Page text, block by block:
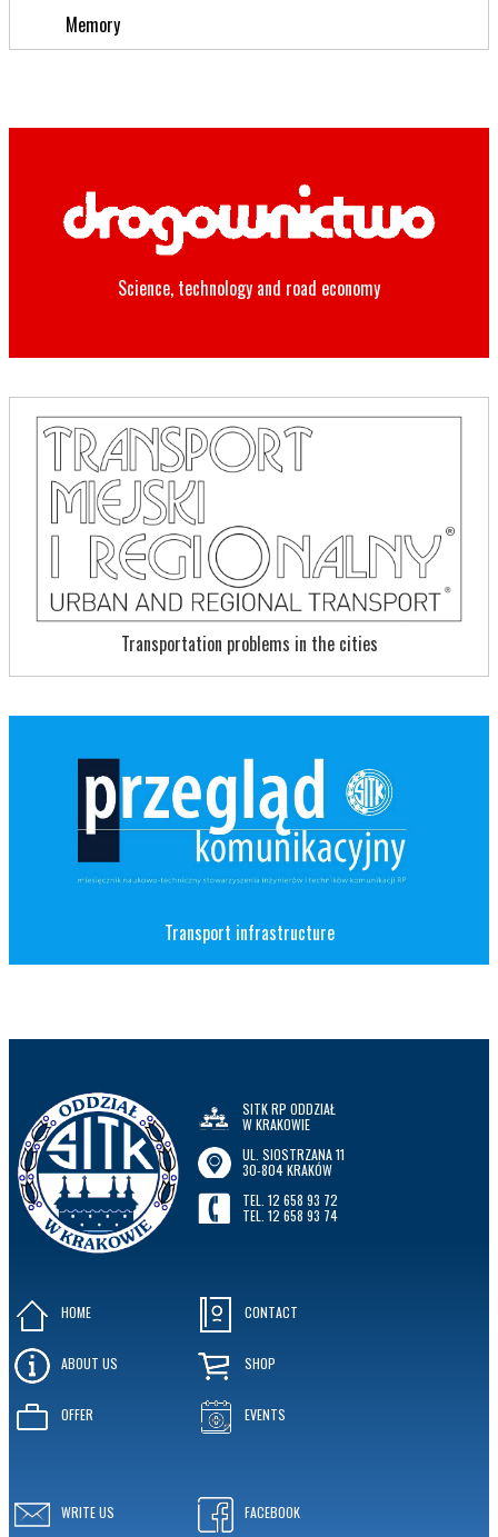
Memory
Science, technology and road economy
Transportation problems in the cities
Transport infrastructure
SITK RP ODDZIAŁ
W KRAKOWIE
UL. SIOSTRZANA 11
30-804 KRAKÓW
TEL. 12 658 93 72
TEL. 12 658 93 74
HOME
ABOUT US
OFFER
CONTACT
SHOP
EVENTS
WRITE US FACEBOOK